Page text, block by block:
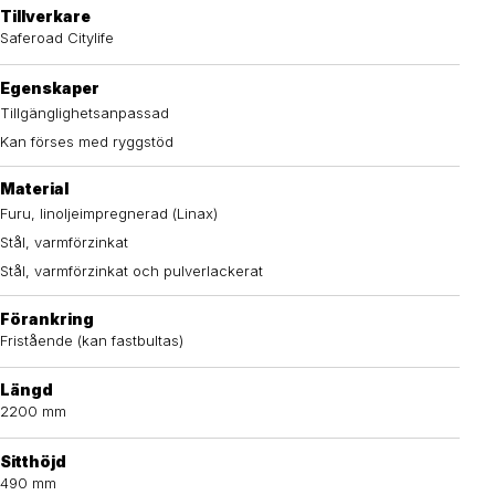
Tillverkare
Saferoad Citylife
Egenskaper
Tillgänglighetsanpassad
Kan förses med ryggstöd
Material
Furu, linoljeimpregnerad (Linax)
Stål, varmförzinkat
Stål, varmförzinkat och pulverlackerat
Förankring
Fristående (kan fastbultas)
Längd
2200 mm
Sitthöjd
490 mm